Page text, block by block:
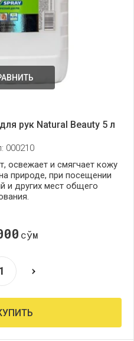
рук Natural Beauty 5 л
000210
освежает и смягчает кожу
природе, при посещении
и других мест общего
сўм